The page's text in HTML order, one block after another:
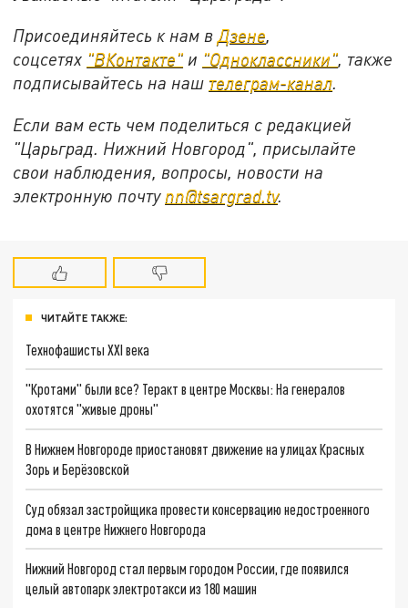
Присоединяйтесь к нам вДзене,
соцсетях "ВКонтакте" и "Одноклассники", также
подписывайтесь на наш телеграм-канал.
Если вам есть чем поделиться с редакцией
"Царьград. Нижний Новгород", присылайте
свои наблюдения, вопросы, новости на
электронную почту nn@tsargrad.tv.
ЧИТАЙТЕ ТАКЖЕ:
Технофашисты XXI века
"Кротами" были все? Теракт в центре Москвы: На генералов
охотятся "живые дроны"
В Нижнем Новгороде приостановят движение на улицах Красных
Зорь и Берёзовской
Суд обязал застройщика провести консервацию недостроенного
дома в центре Нижнего Новгорода
Нижний Новгород стал первым городом России, где появился
целый автопарк электротакси из 180 машин